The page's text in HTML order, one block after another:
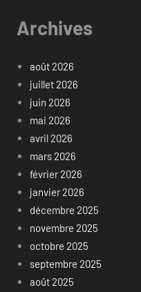
Archives
août 2026
juillet 2026
juin 2026
mai 2026
avril 2026
mars 2026
février 2026
janvier 2026
décembre 2025
novembre 2025
octobre 2025
septembre 2025
août 2025